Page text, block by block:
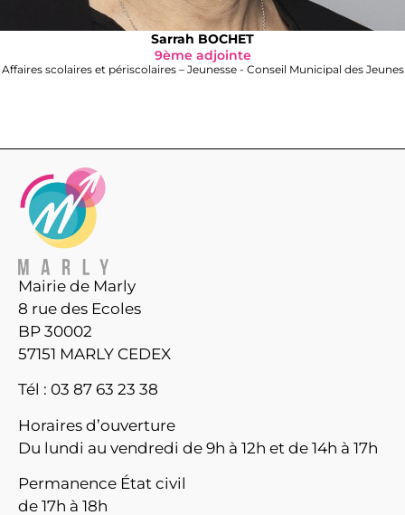
Sarrah BOCHET
9ème adjointe
Affaires scolaires et périscolaires – Jeunesse - Conseil Municipal des Jeunes
Mairie de Marly
8 rue des Ecoles
BP 30002
57151 MARLY CEDEX
Tél : 03 87 63 23 38
Horaires d’ouverture
Du lundi au vendredi de 9h à 12h et de 14h à 17h
Permanence État civil
de 17h à 18h